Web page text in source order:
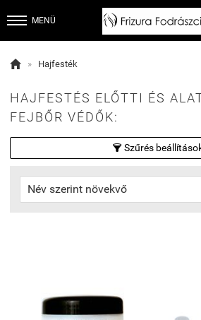
MENÜ
 » Hajfesték
HAJFESTÉS ELŐTTI ÉS
FEJBŐR VÉDŐK:
 Szűrés